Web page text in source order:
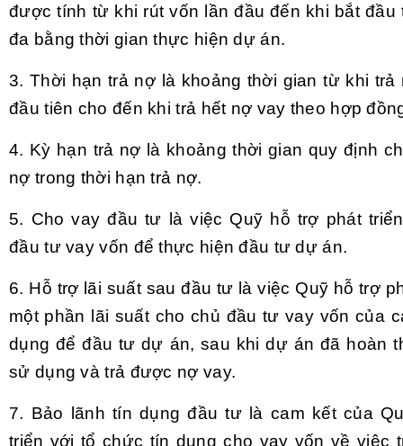
được tính từ khi rút vốn lần đầu đến khi bắt đầu
đa bằng thời gian thực hiện dự án.
3. Thời hạn trả nợ là khoảng thời gian từ khi trả
đầu tiên cho đến khi trả hết nợ vay theo hợp
4. Kỳ hạn trả nợ là khoảng thời gian quy định
nợ trong thời hạn trả nợ.
5. Cho vay đầu tư là việc Quỹ hỗ trợ phát
đầu tư vay vốn để thực hiện đầu tư dự án.
6. Hỗ trợ lãi suất sau đầu tư là việc Quỹ hỗ trợ
một phần lãi suất cho chủ đầu tư vay vốn của
dụng để đầu tư dự án, sau khi dự án đã hoàn
sử dụng và trả được nợ vay.
7. Bảo lãnh tín dụng đầu tư là cam kết của
triển với tổ chức tín dụng cho vay vốn về việc